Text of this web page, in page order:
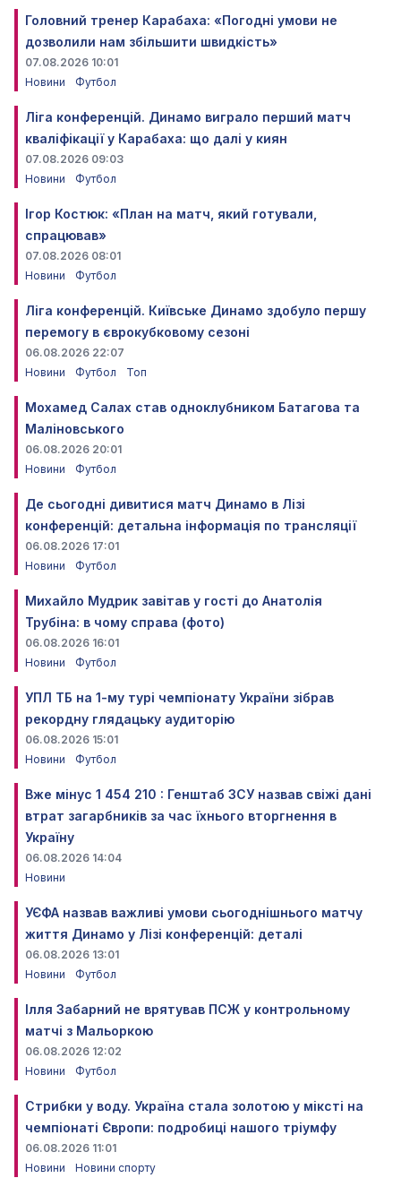
Головний тренер Карабаха: «Погодні умови не
дозволили нам збільшити швидкість»
07.08.2026 10:01
Новини
Футбол
Ліга конференцій. Динамо виграло перший матч
кваліфікації у Карабаха: що далі у киян
07.08.2026 09:03
Новини
Футбол
Ігор Костюк: «План на матч, який готували,
спрацював»
07.08.2026 08:01
Новини
Футбол
Ліга конференцій. Київське Динамо здобуло першу
перемогу в єврокубковому сезоні
06.08.2026 22:07
Новини
Футбол Топ
Мохамед Салах став одноклубником Батагова та
Маліновського
06.08.2026 20:01
Новини
Футбол
Де сьогодні дивитися матч Динамо в Лізі
конференцій: детальна інформація по трансляції
06.08.2026 17:01
Новини
Футбол
Михайло Мудрик завітав у гості до Анатолія
Трубіна: в чому справа (фото)
06.08.2026 16:01
Новини
Футбол
УПЛ ТБ на 1-му турі чемпіонату України зібрав
рекордну глядацьку аудиторію
06.08.2026 15:01
Новини
Футбол
Вже мінус 1 454 210 : Генштаб ЗСУ назвав свіжі дані
втрат загарбників за час їхнього вторгнення в
Україну
06.08.2026 14:04
Новини
УЄФА назвав важливі умови сьогоднішнього матчу
життя Динамо у Лізі конференцій: деталі
06.08.2026 13:01
Новини
Футбол
Ілля Забарний не врятував ПСЖ у контрольному
матчі з Мальоркою
06.08.2026 12:02
Новини
Футбол
Стрибки у воду. Україна стала золотою у міксті на
чемпіонаті Європи: подробиці нашого тріумфу
06.08.2026 11:01
Новини
Новини спорту